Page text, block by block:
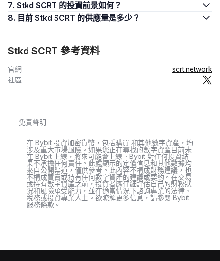
7. Stkd SCRT 的投資前景如何？
8. 目前 Stkd SCRT 的供應量是多少？
Stkd SCRT 參考資料
官網
scrt.network
社區
免責聲明
在 Bybit 投資加密貨幣，包括購買 和其他數字資產，均
涉及重大市場風險。如果您正在尋找的數字資產目前未
在 Bybit 上線，將來可能會上線。Bybit 對任何投資結
果不承擔任何責任。此處顯示的定價信息和其他數據均
來自公開渠道，僅供參考。此內容不構成財務建議，也
不構成買賣或持有任何數字資產的建議或要約。在交易
或持有數字資產之前，投資者應仔細評估自己的財務狀
況和風險承受能力，並在適當情況下諮詢專業的法律、
稅務或投資專業人士。欲瞭解更多信息，請參閱 Bybit
服務條款。